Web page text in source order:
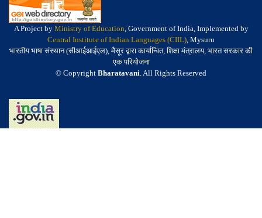
A Project by Ministry of Education, Government of India, Implemented by
Central Institute of Indian Languages (CIIL), Mysuru
भारतीय भाषा संस्थान (सीआईआईएल), मैसूर द्वारा कार्यान्वित, शिक्षा मंत्रालय, भारत सरकार की
एक परियोजना
© Copyright Bharatavani. All Rights Reserved